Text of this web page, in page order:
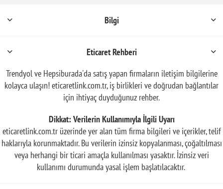
Bilgi
Eticaret Rehberi
Trendyol ve Hepsiburada'da satış yapan firmaların iletişim bilgilerine
kolayca ulaşın! eticaretlink.com.tr, iş birlikleri ve doğrudan bağlantılar
için ihtiyaç duyduğunuz rehber.
Dikkat: Verilerin Kullanımıyla İlgili Uyarı
eticaretlink.com.tr üzerinde yer alan tüm firma bilgileri ve içerikler, telif
haklarıyla korunmaktadır. Bu verilerin izinsiz kopyalanması, çoğaltılması
veya herhangi bir ticari amaçla kullanılması yasaktır. İzinsiz veri
kullanımı durumunda yasal işlem başlatılacaktır.